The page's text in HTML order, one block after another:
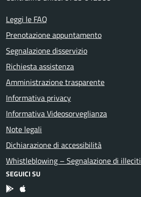
Leggi le FAQ
Prenotazione appuntamento
Segnalazione disservizio
Richiesta assistenza
Amministrazione trasparente
Informativa privacy
Informativa Videosorveglianza
Note legali
Dichiarazione di accessibilità
Whistleblowing – Segnalazione di illeciti
SEGUICI SU
App Android
App IOS